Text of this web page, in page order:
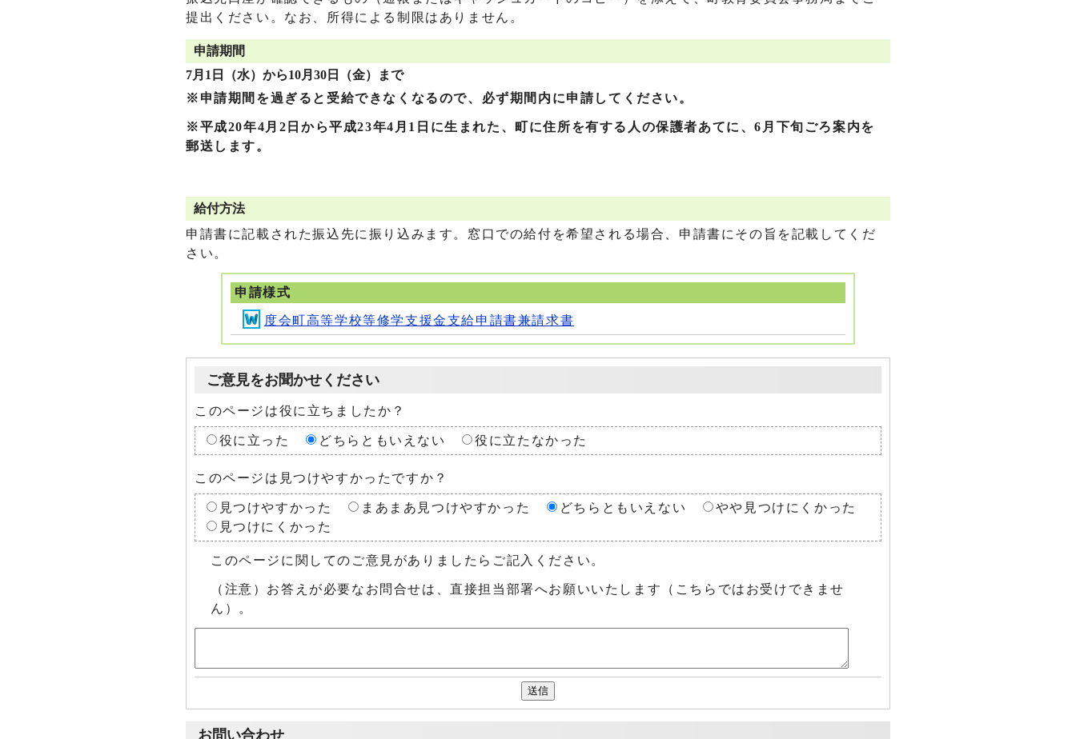
提出ください。なお、所得による制限はありません。
申請期間
7月1日（水）から10月30日（金）まで
※申請期間を過ぎると受給できなくなるので、必ず期間内に申請してください。
※平成20年4月2日から平成23年4月1日に生まれた、町に住所を有する人の保護者あてに、6月下旬ごろ案内を
郵送します。
給付方法
申請書に記載された振込先に振り込みます。窓口での給付を希望される場合、申請書にその旨を記載してくだ
さい。
申請様式
度会町高等学校等修学支援金支給申請書兼請求書
ご意見をお聞かせください
このページは役に立ちましたか？
役に立った どちらともいえない 役に立たなかった
このページは見つけやすかったですか？
見つけやすかった まあまあ見つけやすかった どちらともいえない
やや見つけにくかった
見つけにくかった
このページに関してのご意見がありましたらご記入ください。
（注意）お答えが必要なお問合せは、直接担当部署へお願いいたします（こちらではお受けできませ
ん）。
お問い合わせ